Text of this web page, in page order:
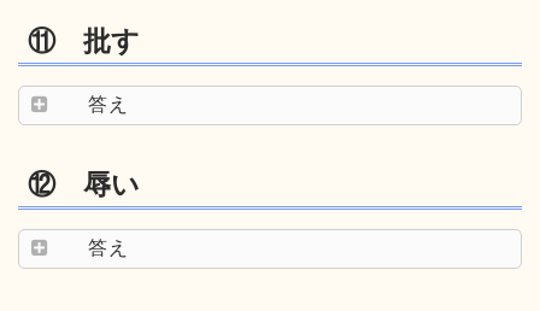
⑪ 批す
答え
⑫ 辱い
答え